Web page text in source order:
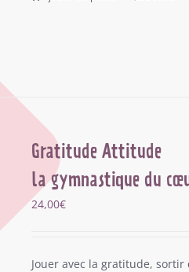
Gratitude Attitude
la gymnastique du
24,00€
Jouer avec la gratitude,